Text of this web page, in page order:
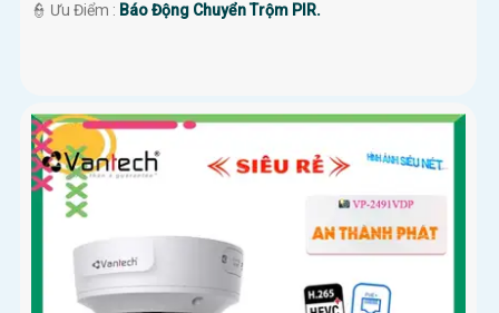
️👮 Ưu Điểm : Báo Động Chuyển Trộm PIR.